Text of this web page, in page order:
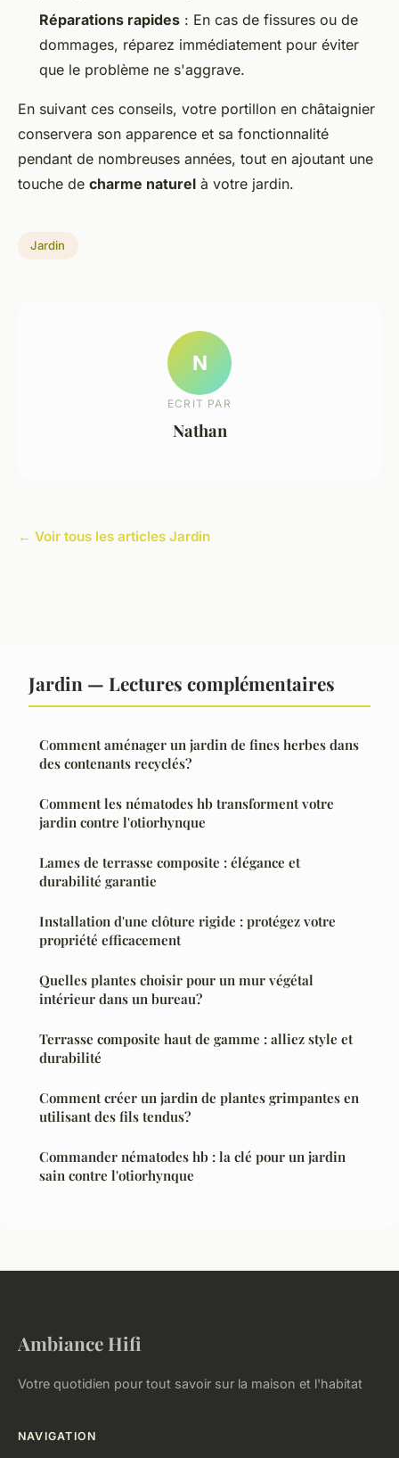
Réparations rapides : En cas de fissures ou de
dommages, réparez immédiatement pour éviter
que le problème ne s'aggrave.
En suivant ces conseils, votre portillon en châtaignier
conservera son apparence et sa fonctionnalité
pendant de nombreuses années, tout en ajoutant une
touche de charme naturel à votre jardin.
Jardin
N
ECRIT PAR
Nathan
← Voir tous les articles Jardin
Jardin — Lectures complémentaires
Comment aménager un jardin de fines herbes dans
des contenants recyclés?
Comment les nématodes hb transforment votre
jardin contre l'otiorhynque
Lames de terrasse composite : élégance et
durabilité garantie
Installation d'une clôture rigide : protégez votre
propriété efficacement
Quelles plantes choisir pour un mur végétal
intérieur dans un bureau?
Terrasse composite haut de gamme : alliez style et
durabilité
Comment créer un jardin de plantes grimpantes en
utilisant des fils tendus?
Commander nématodes hb : la clé pour un jardin
sain contre l'otiorhynque
Ambiance Hifi
Votre quotidien pour tout savoir sur la maison et l'habitat
NAVIGATION